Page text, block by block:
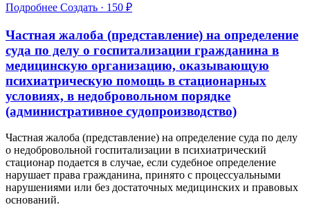
Подробнее Создать · 150 ₽
Частная жалоба (представление) на определение
суда по делу о госпитализации гражданина в
медицинскую организацию, оказывающую
психиатрическую помощь в стационарных
условиях, в недобровольном порядке
(административное судопроизводство)
Частная жалоба (представление) на определение суда по делу
о недобровольной госпитализации в психиатрический
стационар подается в случае, если судебное определение
нарушает права гражданина, принято с процессуальными
нарушениями или без достаточных медицинских и правовых
оснований.